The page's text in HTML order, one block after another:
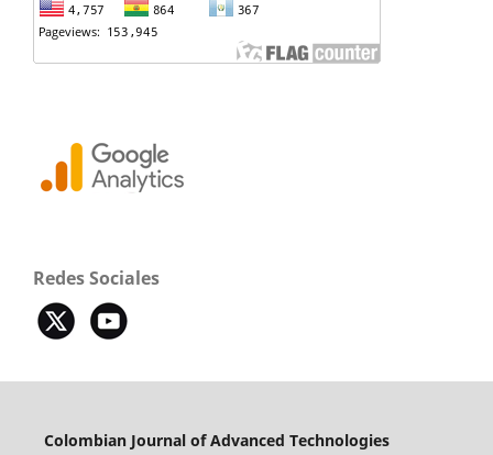
Redes Sociales
Colombian Journal of Advanced Technologies